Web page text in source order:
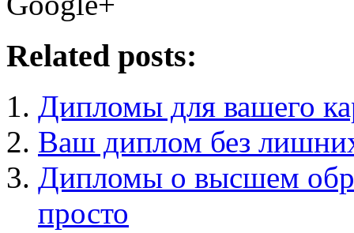
Related posts:
Дипломы для вашего
Ваш диплом без
Дипломы о высшем
просто